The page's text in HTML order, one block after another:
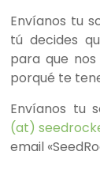
Envíanos tu
tú decides
para que
porqué te
Envíanos tu
(at)
email